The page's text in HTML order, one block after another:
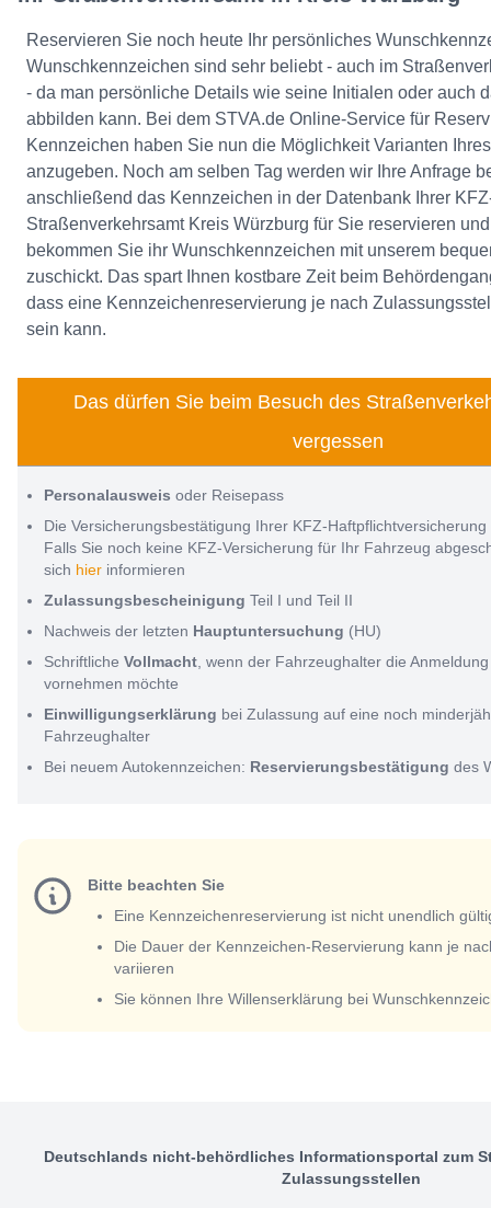
Reservieren Sie noch heute Ihr persönliches
Wunschkennzeichen sind sehr beliebt - auch im
- da man persönliche Details wie seine Initialen oder auch
abbilden kann. Bei dem STVA.de Online-Service für
Kennzeichen haben Sie nun die Möglichkeit Varianten
anzugeben. Noch am selben Tag werden wir Ihre Anfrage
anschließend das Kennzeichen in der Datenbank Ihrer
Straßenverkehrsamt Kreis Würzburg für Sie reservieren
bekommen Sie ihr Wunschkennzeichen mit unserem
zuschickt. Das spart Ihnen kostbare Zeit beim
dass eine Kennzeichenreservierung je nach
sein kann.
Das dürfen Sie beim Besuch des
vergessen
Personalausweis oder Reisepass
Die Versicherungsbestätigung Ihrer KFZ-
Falls Sie noch keine KFZ-Versicherung für Ihr Fahrzeug
sich hier informieren
Zulassungsbescheinigung Teil I und Teil II
Nachweis der letzten Hauptuntersuchung (HU)
Schriftliche Vollmacht , wenn der Fahrzeughalter die
vornehmen möchte
Einwilligungserklärung bei Zulassung auf eine noch
Fahrzeughalter
Bei neuem Autokennzeichen: Reservierungsbestätigung des
Bitte beachten Sie
Eine Kennzeichenreservierung ist nicht unendlich
Die Dauer der Kennzeichen-Reservierung kann je
variieren
Sie können Ihre Willenserklärung bei
Deutschlands nicht-behördliches Informationsportal zum
Zulassungsstellen